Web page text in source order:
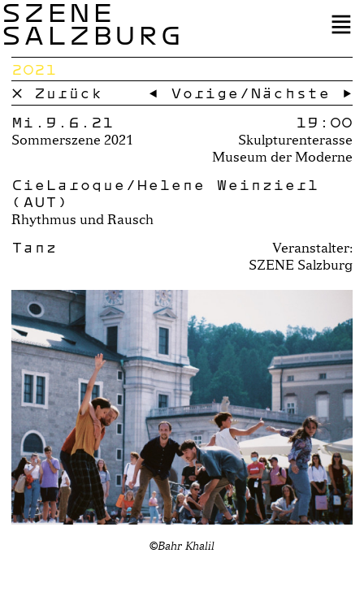
SZENE
SALZBURG
2021
× Zurück
← Vorige / Nächste →
Mi.9.6.21
Sommerszene 2021
19:00
Skulpturenterasse
Museum der Moderne
CieLaroque/Helene Weinzierl
(AUT)
Rhythmus und Rausch
Tanz
Veranstalter:
SZENE Salzburg
©Bahr Khalil